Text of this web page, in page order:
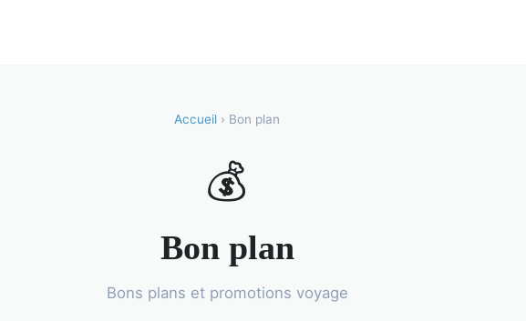
Accueil › Bon plan
💰
Bon plan
Bons plans et promotions voyage